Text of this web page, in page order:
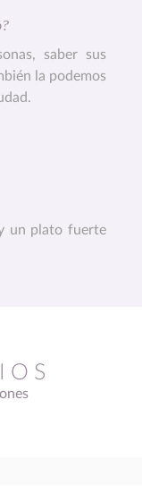
saber sus
la podemos
un plato fuerte